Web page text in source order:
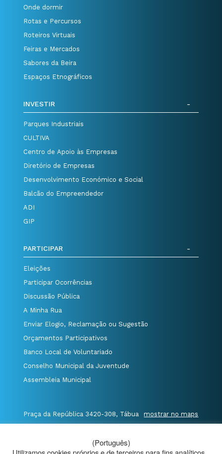
Onde dormir
Rotas e Percursos
Roteiros Virtuais
Feiras e Mercados
Sabores da Beira
Espaços Etnográficos
INVESTIR
Parques Industriais
CULTIVA
Centro de Apoio às Empresas
Diretório de Empresas
Desenvolvimento Económico e Social
Balcão do Empreendedor
ADI
GIP
PARTICIPAR
Eleições
Participar Ocorrências
Discussão Pública
A Minha Rua
Enviar Elogio, Reclamação ou Sugestão
Orçamentos Participativos
Banco Local de Voluntariado
Conselho Municipal da Juventude
Assembleia Municipal
Praça da República 3420-308, Tábua mostrar no maps
E. geral@cm-tabua.pt
(Português)